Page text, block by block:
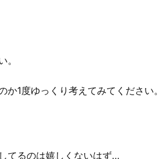
1度ゆっくり考えてみてください。
てるのは嬉しくないはず…